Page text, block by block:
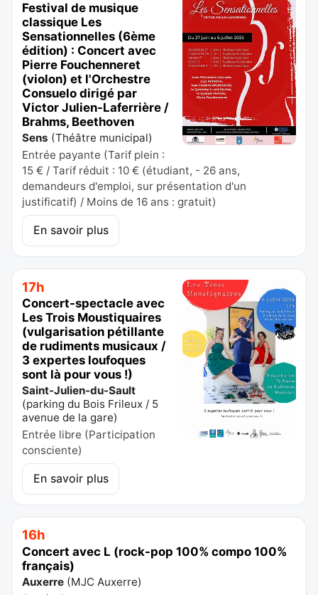
Festival de musique
classique Les
Sensationnelles (6ème
édition) : Concert avec
Pierre Fouchenneret
(violon) et l'Orchestre
Consuelo dirigé par
Victor Julien-Laferrière /
Brahms, Beethoven
Sens (Théâtre municipal)
Entrée payante (Tarif plein :
15 € / Tarif réduit : 10 € (étudiant, - 26 ans,
demandeurs d'emploi, sur présentation d'un
justificatif) / Moins de 16 ans : gratuit)
En savoir plus
17h
Concert-spectacle avec
Les Trois Moustiquaires
(vulgarisation pétillante
de rudiments musicaux /
3 expertes loufoques
sont là pour vous !)
Saint-Julien-du-Sault
(parking du Bois Frileux / 5
avenue de la gare)
Entrée libre (Participation
consciente)
En savoir plus
16h
Concert avec L (rock-pop 100% compo 100%
français)
Auxerre (MJC Auxerre)